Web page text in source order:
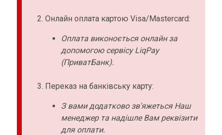
Онлайн оплата картою Visa/Mastercard:
Оплата виконоється онлайн за
допомогою сервісу LiqPay
(ПриватБанк).
Переказ на банківську карту:
З вами додатково зв'яжеться Наш
менеджер та надішле Вам реквізити
для оплати.